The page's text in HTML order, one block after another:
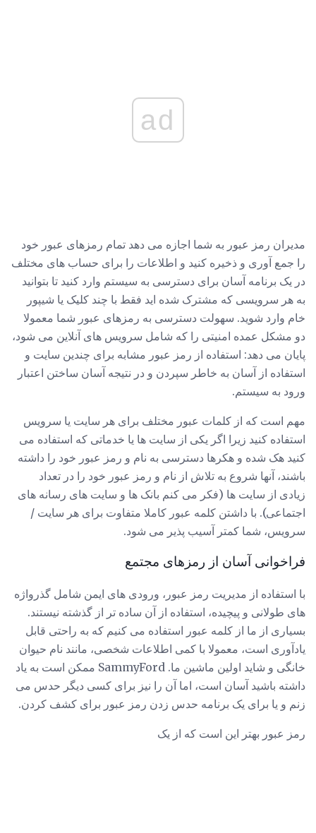
ad
مدیران رمز عبور به شما اجازه می دهد تمام رمزهای عبور خود
را جمع آوری و ذخیره کنید و اطلاعات را برای حساب های مختلف
در یک برنامه آسان برای دسترسی به سیستم وارد کنید تا بتوانید
به هر سرویسی که مشترک شده اید فقط با چند کلیک یا شیپور
خام وارد شوید. سهولت دسترسی به رمزهای عبور شما معمولا
دو مشکل عمده امنیتی را که شامل سرویس های آنلاین می شود،
پایان می دهد: استفاده از رمز عبور مشابه برای چندین سایت و
استفاده از آسان به خاطر سپردن و در نتیجه آسان ساختن اعتبار
ورود به سیستم.
مهم است که از کلمات عبور مختلف برای هر سایت یا سرویس
استفاده کنید زیرا اگر یکی از سایت ها یا خدماتی که استفاده می
کنید هک شده و هکرها دسترسی به نام و رمز عبور خود را داشته
باشند، آنها شروع به تلاش از نام و رمز عبور خود را در تعداد
زیادی از سایت ها (فکر می کنم بانک ها و سایت های رسانه های
اجتماعی). با داشتن کلمه عبور کاملا متفاوت برای هر سایت /
سرویس، شما کمتر آسیب پذیر می شود.
فراخوانی آسان از رمزهای مجتمع
با استفاده از مدیریت رمز عبور، ورودی های ایمن شامل گذرواژه
های طولانی و پیچیده، استفاده از آن ساده تر از گذشته نیستند.
بسیاری از ما از کلمه عبور استفاده می کنیم که به راحتی قابل
یادآوری است، معمولا با کمی اطلاعات شخصی، مانند نام حیوان
خانگی و شاید اولین ماشین ما. SammyFord ممکن است به یاد
داشته باشید آسان است، اما آن را نیز برای کسی دیگر حدس می
زنم و یا برای یک برنامه حدس زدن رمز عبور برای کشف کردن.
رمز عبور بهتر این است که از یک